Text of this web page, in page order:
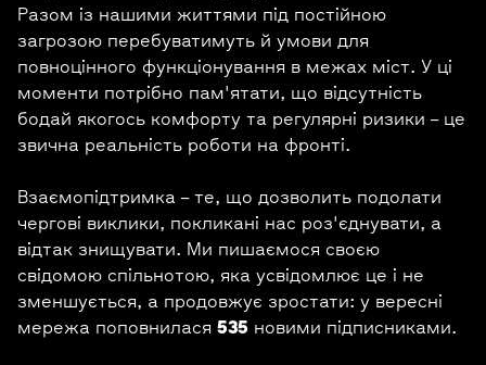
Разом із нашими життями під постійною
загрозою перебуватимуть й умови для
повноцінного функціонування в межах міст. У ці
моменти потрібно пам'ятати, що відсутність
бодай якогось комфорту та регулярні ризики – це
звична реальність роботи на фронті.
Взаємопідтримка – те, що дозволить подолати
чергові виклики, покликані нас роз'єднувати, а
відтак знищувати. Ми пишаємося своєю
свідомою спільнотою, яка усвідомлює це і не
зменшується, а продовжує зростати: у вересні
мережа поповнилася 535 новими підписниками.